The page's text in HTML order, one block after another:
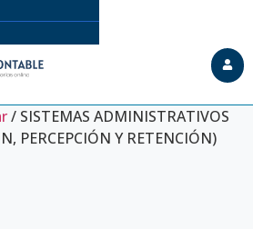
/ SISTEMAS ADMINISTRATIVOS
PERCEPCIÓN Y RETENCIÓN)